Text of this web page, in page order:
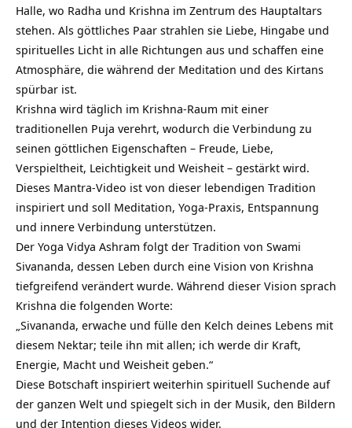
Halle, wo Radha und Krishna im Zentrum des Hauptaltars
stehen. Als göttliches Paar strahlen sie Liebe, Hingabe und
spirituelles Licht in alle Richtungen aus und schaffen eine
Atmosphäre, die während der Meditation und des Kirtans
spürbar ist.
Krishna wird täglich im Krishna-Raum mit einer
traditionellen Puja verehrt, wodurch die Verbindung zu
seinen göttlichen Eigenschaften – Freude, Liebe,
Verspieltheit, Leichtigkeit und Weisheit – gestärkt wird.
Dieses Mantra-Video ist von dieser lebendigen Tradition
inspiriert und soll Meditation, Yoga-Praxis, Entspannung
und innere Verbindung unterstützen.
Der Yoga Vidya Ashram folgt der Tradition von Swami
Sivananda, dessen Leben durch eine Vision von Krishna
tiefgreifend verändert wurde. Während dieser Vision sprach
Krishna die folgenden Worte:
„Sivananda, erwache und fülle den Kelch deines Lebens mit
diesem Nektar; teile ihn mit allen; ich werde dir Kraft,
Energie, Macht und Weisheit geben.“
Diese Botschaft inspiriert weiterhin spirituell Suchende auf
der ganzen Welt und spiegelt sich in der Musik, den Bildern
und der Intention dieses Videos wider.